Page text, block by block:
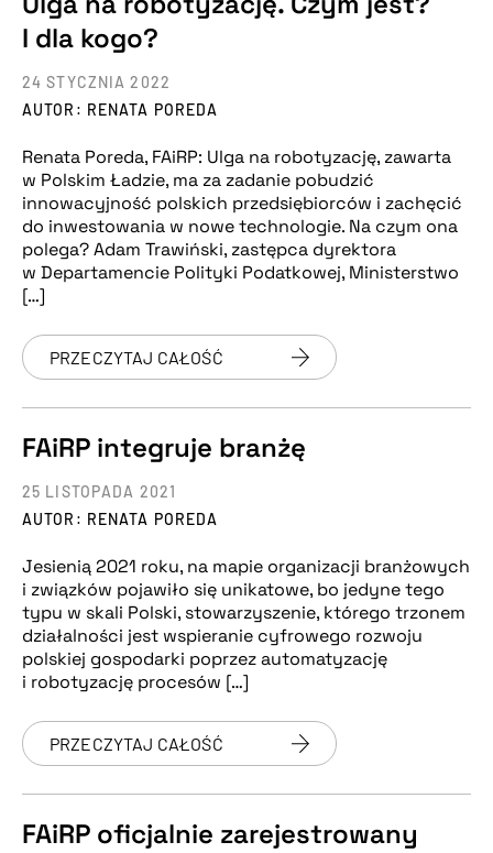
I dla kogo?
AUTOR: RENATA POREDA
24 STYCZNIA 2022
Renata Poreda, FAiRP: Ulga na robotyzację, zawarta
w Polskim Ładzie, ma za zadanie pobudzić
innowacyjność polskich przedsiębiorców i zachęcić
do inwestowania w nowe technologie. Na czym ona
polega? Adam Trawiński, zastępca dyrektora
w Departamencie Polityki Podatkowej, Ministerstwo
[…]
PRZECZYTAJ CAŁOŚĆ
FAiRP integruje branżę
AUTOR: RENATA POREDA
25 LISTOPADA 2021
Jesienią 2021 roku, na mapie organizacji branżowych
i związków pojawiło się unikatowe, bo jedyne tego
typu w skali Polski, stowarzyszenie, którego trzonem
działalności jest wspieranie cyfrowego rozwoju
polskiej gospodarki poprzez automatyzację
i robotyzację procesów […]
PRZECZYTAJ CAŁOŚĆ
FAiRP oficjalnie zarejestrowany